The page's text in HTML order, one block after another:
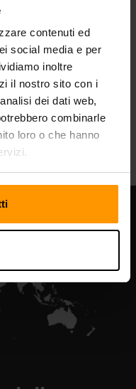
contenuti ed
social media e per
inoltre
il nostro sito con i
dei dati web,
combinarle
loro o che hanno